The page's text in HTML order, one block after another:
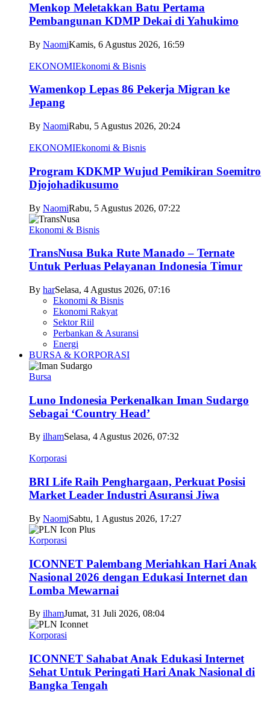
Menkop Meletakkan Batu Pertama
Pembangunan KDMP Dekai di Yahukimo
By NaomiKamis, 6 Agustus 2026, 16:59
EKONOMIEkonomi & Bisnis
Wamenkop Lepas 86 Pekerja Migran ke
Jepang
By NaomiRabu, 5 Agustus 2026, 20:24
EKONOMIEkonomi & Bisnis
Program KDKMP Wujud Pemikiran Soemitro
Djojohadikusumo
By NaomiRabu, 5 Agustus 2026, 07:22
Ekonomi & Bisnis
TransNusa Buka Rute Manado – Ternate
Untuk Perluas Pelayanan Indonesia Timur
By harSelasa, 4 Agustus 2026, 07:16
Ekonomi & Bisnis
Ekonomi Rakyat
Sektor Riil
Perbankan & Asuransi
Energi
BURSA & KORPORASI
Bursa
Luno Indonesia Perkenalkan Iman Sudargo
Sebagai ‘Country Head’
By ilhamSelasa, 4 Agustus 2026, 07:32
Korporasi
BRI Life Raih Penghargaan, Perkuat Posisi
Market Leader Industri Asuransi Jiwa
By NaomiSabtu, 1 Agustus 2026, 17:27
Korporasi
ICONNET Palembang Meriahkan Hari Anak
Nasional 2026 dengan Edukasi Internet dan
Lomba Mewarnai
By ilhamJumat, 31 Juli 2026, 08:04
Korporasi
ICONNET Sahabat Anak Edukasi Internet
Sehat Untuk Peringati Hari Anak Nasional di
Bangka Tengah